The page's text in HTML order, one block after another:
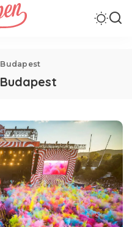
Budapest
Budapest